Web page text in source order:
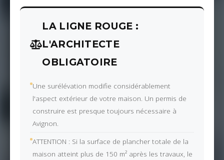
LA LIGNE ROUGE :
L'ARCHITECTE
OBLIGATOIRE
Une surélévation modifie considérablement
l'aspect extérieur de votre maison. Un permis de
construire est presque toujours nécessaire à
Avignon.
ATTENTION : Si la surface de plancher totale de la
maison atteint plus de 150 m² après les travaux, le